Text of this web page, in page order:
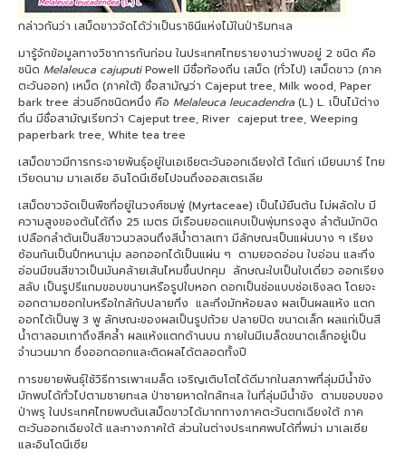
กล่าวกันว่า เสม็ดขาวจัดได้ว่าเป็นราชินีแห่งไม้ในป่าริมทะเล
มารู้จักข้อมูลทางวิชาการกันก่อน ในประเทศไทยรายงานว่าพบอยู่ 2 ชนิด คือ
ชนิด Melaleuca cajuputiPowell มีชื่อท้องถิ่น เสม็ด (ทั่วไป) เสม็ดขาว (ภาค
ตะวันออก) เหม็ด (ภาคใต้) ชื่อสามัญว่า Cajeput tree, Milk wood, Paper
bark tree ส่วนอีกชนิดหนึ่ง คือ Melaleuca leucadendra (L.) L. เป็นไม้ต่าง
ถิ่น มีชื่อสามัญเรียกว่า Cajeput tree, River cajeput tree, Weeping
paperbark tree, White tea tree
เสม็ดขาวมีการกระจายพันธุ์อยู่ในเอเชียตะวันออกเฉียงใต้ ได้แก่ เมียนมาร์ ไทย
เวียดนาม มาเลเซีย อินโดนีเซียไปจนถึงออสเตรเลีย
เสม็ดขาวจัดเป็นพืชที่อยู่ในวงศ์ชมพู่ (Myrtaceae) เป็นไม้ยืนต้น ไม่ผลัดใบ มี
ความสูงของต้นได้ถึง 25 เมตร มีเรือนยอดแคบเป็นพุ่มทรงสูง ลำต้นมักบิด
เปลือกลำต้นเป็นสีขาวนวลจนถึงสีน้ำตาลเทา มีลักษณะเป็นแผ่นบาง ๆ เรียง
ซ้อนกันเป็นปึกหนานุ่ม ลอกออกได้เป็นแผ่น ๆ ตามยอดอ่อน ใบอ่อน และกิ่ง
อ่อนมีขนสีขาวเป็นมันคล้ายเส้นไหมขึ้นปกคุม ลักษณะใบเป็นใบเดี่ยว ออกเรียง
สลับ เป็นรูปรีแกมขอบขนานหรือรูปใบหอก ดอกเป็นช่อแบบช่อเชิงลด โดยจะ
ออกตามซอกใบหรือใกล้กับปลายกิ่ง และกิ่งมักห้อยลง ผลเป็นผลแห้ง แตก
ออกได้เป็นพู 3 พู ลักษณะของผลเป็นรูปถ้วย ปลายปิด ขนาดเล็ก ผลแก่เป็นสี
น้ำตาลอมเทาถึงสีคล้ำ ผลแห้งแตกด้านบน ภายในมีเมล็ดขนาดเล็กอยู่เป็น
จำนวนมาก ซึ่งออกดอกและติดผลได้ตลอดทั้งปี
การขยายพันธุ์ใช้วิธีการเพาะเมล็ด เจริญเติบโตได้ดีมากในสภาพที่ลุ่มมีน้ำขัง
มักพบได้ทั่วไปตามชายทะเล ป่าชายหาดใกล้ทะเล ในที่ลุ่มมีน้ำขัง ตามขอบของ
ป่าพรุ ในประเทศไทยพบต้นเสม็ดขาวได้มากทางภาคตะวันตกเฉียงใต้ ภาค
ตะวันออกเฉียงใต้ และทางภาคใต้ ส่วนในต่างประเทศพบได้ที่พม่า มาเลเซีย
และอินโดนีเซีย